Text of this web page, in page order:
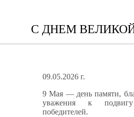
С ДНЕМ
09.05.2026 г.
9 Мая — день памяти,
уважения к
победителей.